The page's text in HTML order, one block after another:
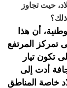
حيت تجاوز
أن هذا
تمركز المرتفع
تكون تيار
أدت إلى
خاصة المناطق